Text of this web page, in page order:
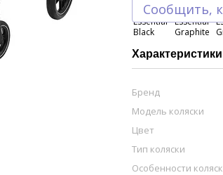
Сообщить,
Характеристики
Бренд
Модель коляски
Цвет
Тип коляски
Особенности